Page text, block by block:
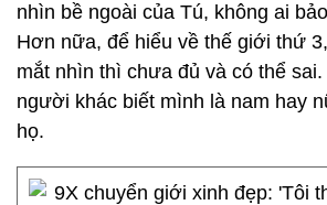
nhìn bề ngoài của Tú, không ai
Hơn nữa, để hiểu về thế giới thứ
mắt nhìn thì chưa đủ và có thể
người khác biết mình là nam hay
họ.